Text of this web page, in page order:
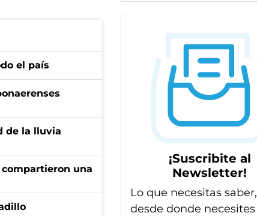
el país
de la lluvia
una
¡Suscribite al
Newsletter!
Lo que necesitas saber,
desde donde necesites